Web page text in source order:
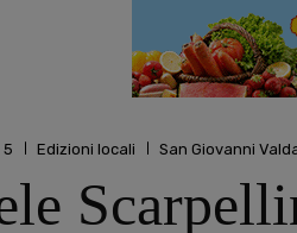
5 Edizioni locali San Giovanni